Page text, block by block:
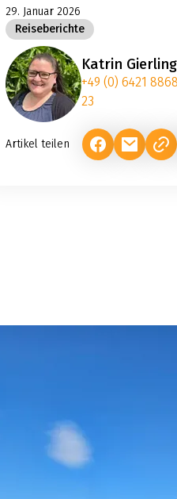
29. Januar 2026
Reiseberichte
Katrin
+49 (0) 6421
23
Artikel teilen (LINK ÖFFNET
(LINK